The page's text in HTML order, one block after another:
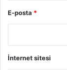
E-posta *
İnternet sitesi